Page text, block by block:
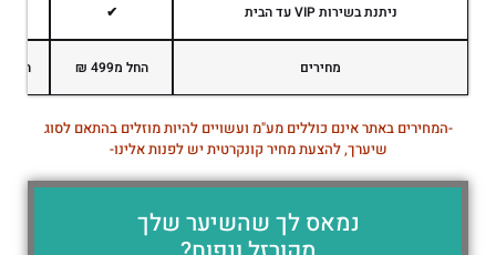
ניתנת בשירות VIP עד הבית ✔
מחירים החל מ499 ₪ החל
-המחירים באתר אינם כוללים מע"מ ועשויים להיות מוזלים בהתאם לסוג
שיערך, להצעת מחיר קונקרטית יש לפנות אלינו-
נמאס לך שהשיער שלך